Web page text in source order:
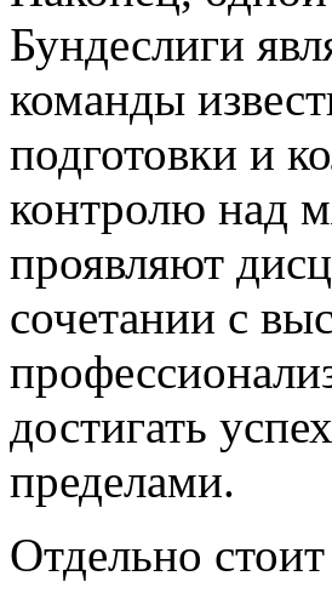
Бундеслиги
команды
подготовки и
контролю над
проявляют
сочетании с
достигать
пределами.
Отдельно